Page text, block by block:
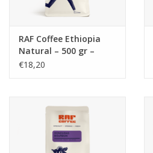
RAF Coffee Ethiopia
Natural – 500 gr –
bonen (bio)
€18,20